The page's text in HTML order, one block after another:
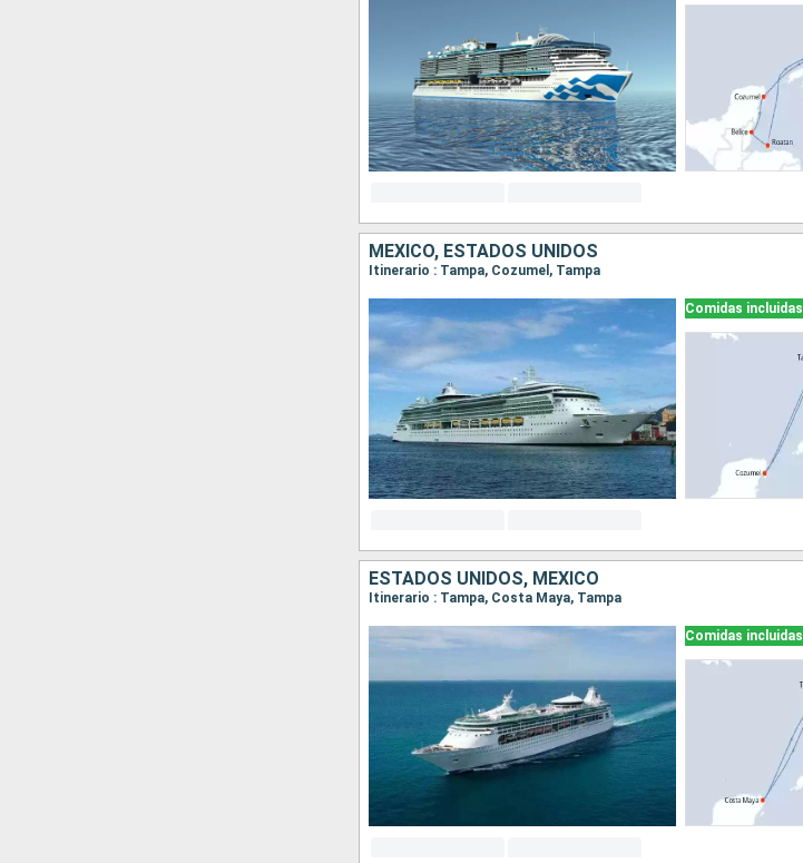
MÉXICO, ESTADOS UNIDOS
Itinerario : Tampa, Cozumel, Tampa
Comidas incluidas
ESTADOS UNIDOS, MÉXICO
Itinerario : Tampa, Costa Maya, Tampa
Comidas incluidas